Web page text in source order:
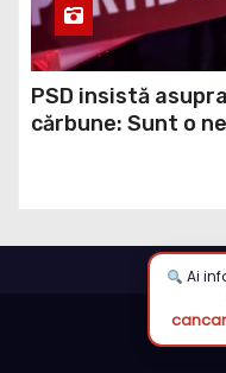
PSD insistă
cărbune: Sunt o
Ai